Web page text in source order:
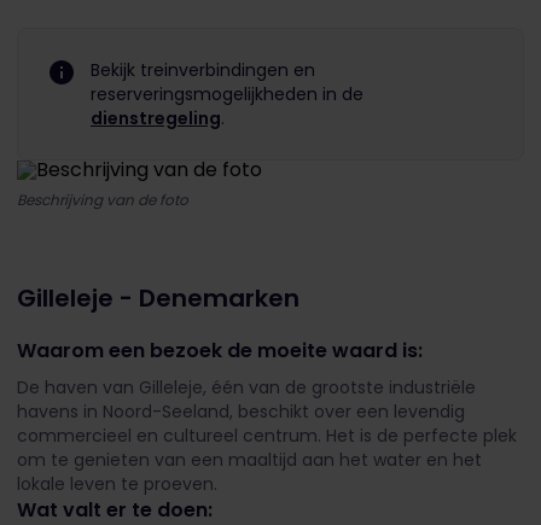
Bekijk treinverbindingen en
reserveringsmogelijkheden in de
dienstregeling.
Beschrijving van de foto
Gilleleje - Denemarken
Waarom een bezoek de moeite waard is:
De haven van Gilleleje, één van de grootste industriële
havens in Noord-Seeland, beschikt over een levendig
commercieel en cultureel centrum. Het is de perfecte plek
om te genieten van een maaltijd aan het water en het
lokale leven te proeven.
Wat valt er te doen: